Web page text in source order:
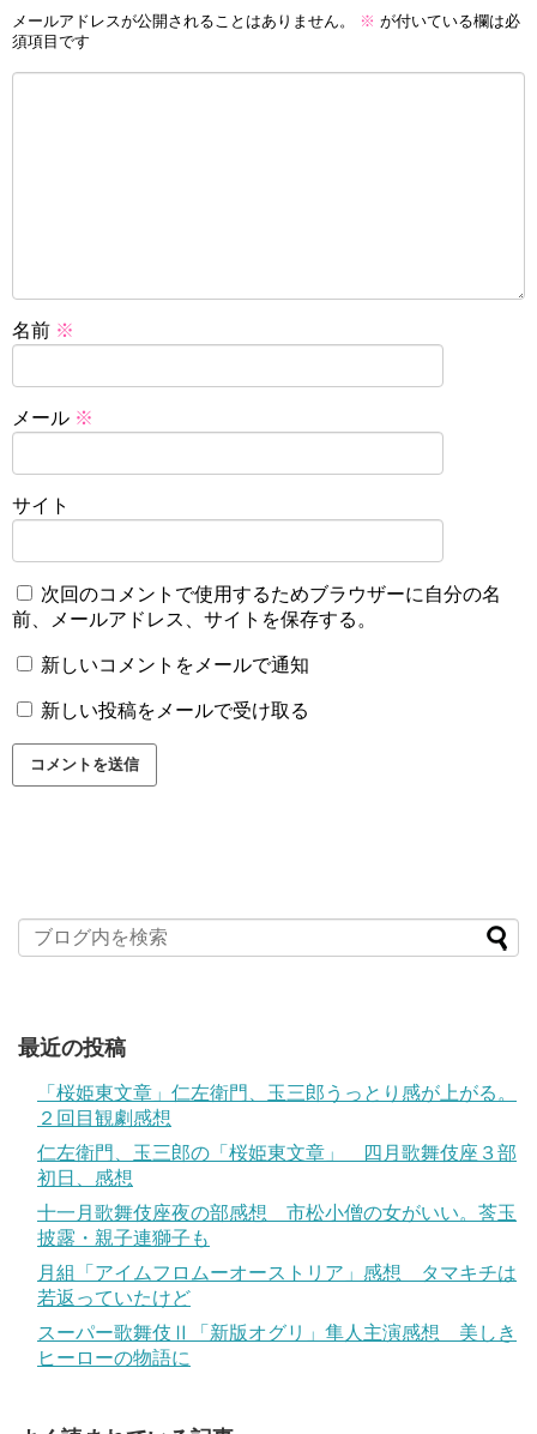
メールアドレスが公開されることはありません。 ※ が付いている欄は必
須項目です
名前 ※
メール ※
サイト
次回のコメントで使用するためブラウザーに自分の名
前、メールアドレス、サイトを保存する。
新しいコメントをメールで通知
新しい投稿をメールで受け取る
最近の投稿
「桜姫東文章」仁左衛門、玉三郎うっとり感が上がる。
２回目観劇感想
仁左衛門、玉三郎の「桜姫東文章」 四月歌舞伎座３部
初日、感想
十一月歌舞伎座夜の部感想 市松小僧の女がいい。莟玉
披露・親子連獅子も
月組「アイムフロムーオーストリア」感想 タマキチは
若返っていたけど
スーパー歌舞伎Ⅱ「新版オグリ」隼人主演感想 美しき
ヒーローの物語に